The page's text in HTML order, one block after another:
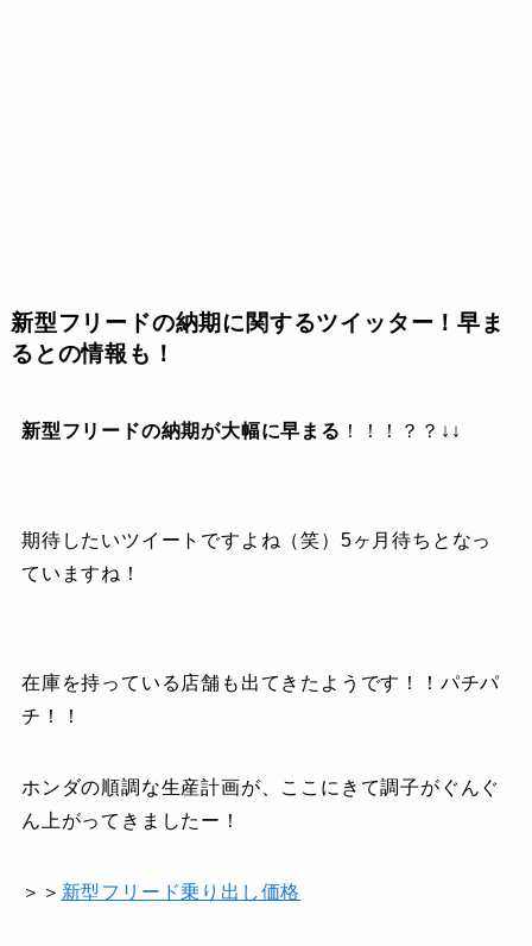
新型フリードの納期に関するツイッター！早ま
るとの情報も！
新型フリードの納期が大幅に早まる ！！！？？↓↓
期待したいツイートですよね（笑）5ヶ月待ちとなっ
ていますね！
在庫を持っている店舗も出てきたようです！！パチパ
チ！！
ホンダの順調な生産計画が、ここにきて調子がぐんぐ
ん上がってきましたー！
＞＞ 新型フリード乗り出し価格